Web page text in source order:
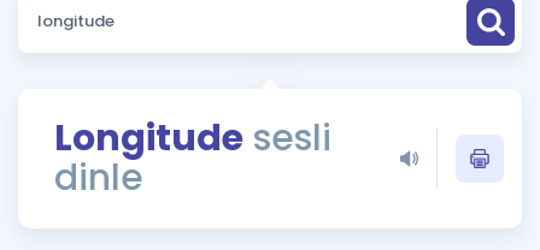
Sözlük
Rehberlik Aracı
ÖSYM Sınav Takvimi
Hakkımızda
Longitude sesli
dinle